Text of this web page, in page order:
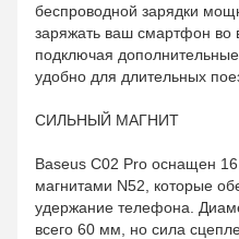
беспроводной зарядки
заряжать ваш смартфон во
подключая
удобно для длительных
СИЛЬНЫЙ МАГНИТ
Baseus C02 Pro оснащен
магнитами N52, которые
удержание телефона.
всего 60 мм, но сила